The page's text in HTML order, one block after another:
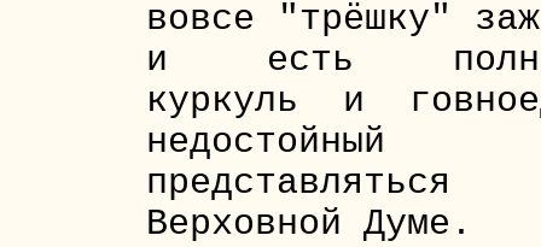
вовсе "трёшку"
и есть
куркуль и
недостойный
Верховной Думе.